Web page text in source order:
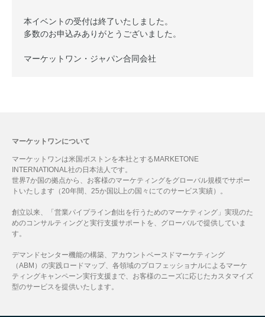
本イベントの受付は終了いたしました。
多数のお申込みありがとうございました。
マーケットワン・ジャパン合同会社
マーケットワンについて
マーケットワンは米国ボストンを本社とするMARKETONE
INTERNATIONAL社の日本法人です。
世界7か国の拠点から、お客様のマーケティングをグローバル規模でサポー
トいたします（20年間、25か国以上の国々にてのサービス実績）。
創立以来、「営業パイプライン創出を行うためのマーケティング」実現のた
めのコンサルティングと実行支援サポートを、グローバルで提供していま
す。
デマンドセンター機能の構築、アカウントベースドマーケティング
（ABM）の実践ロードマップ、各領域のプロフェッショナルによるマーケ
ティングキャンペーン実行支援まで、お客様のニーズに応じたカスタマイズ
型のサービスを提供いたします。